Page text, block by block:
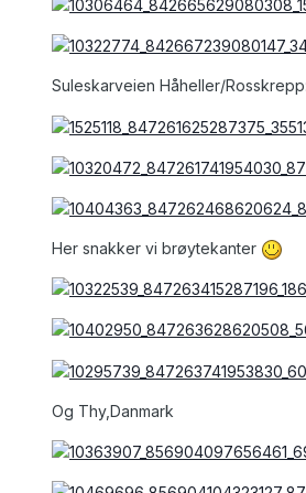
Suleskarveien Håheller/
Her snakker vi brøytekanter
Og Thy,Danmark